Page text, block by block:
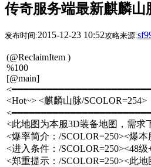
传奇服务端最新麒麟山
发布时间:2015-12-23 10:52攻略来源:
(@ReclaimItem )
%100
[@main]
<Hot~> <麒麟山脉/
<此地图为本服3D装备地图，需求
<爆率简介：/SCOLOR=250><爆
<进入条件：/SCOLOR=250><48
<郑重提示：/SCOLOR=250><此